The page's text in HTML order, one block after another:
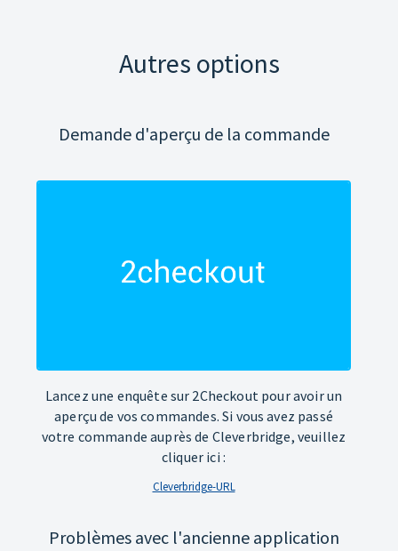
Autres options
Demande d'aperçu de la commande
Lancez une enquête sur 2Checkout pour avoir un
aperçu de vos commandes. Si vous avez passé
votre commande auprès de Cleverbridge, veuillez
cliquer ici :
Cleverbridge-URL
Problèmes avec l'ancienne application